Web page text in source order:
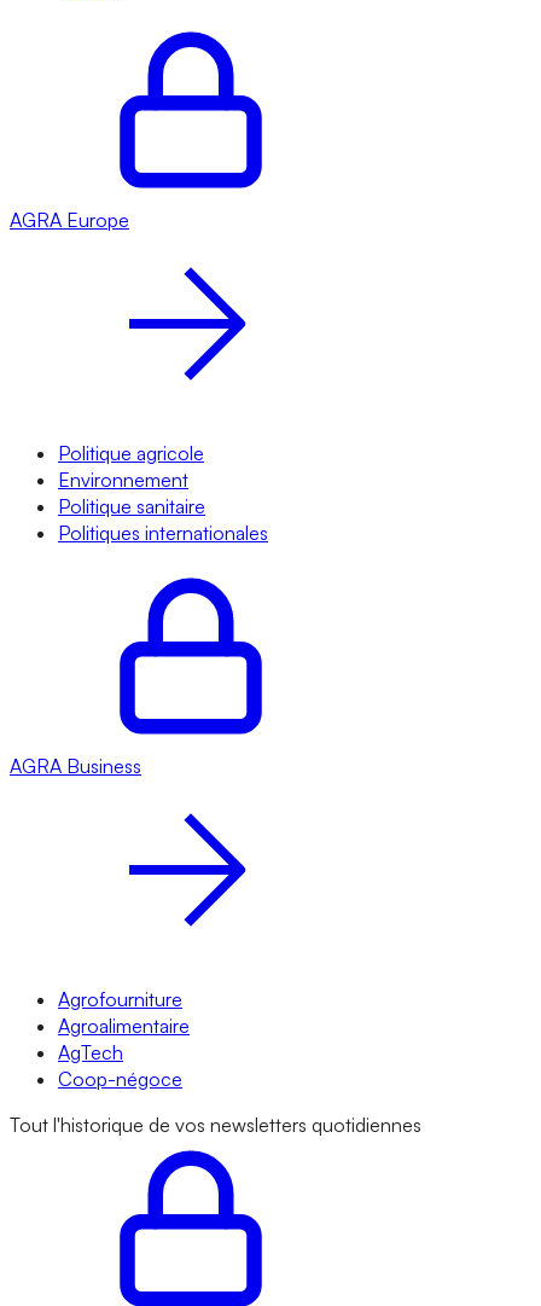
AGRA Europe
Politique agricole
Environnement
Politique sanitaire
Politiques internationales
AGRA Business
Agrofourniture
Agroalimentaire
AgTech
Coop-négoce
Tout l'historique de vos newsletters quotidiennes